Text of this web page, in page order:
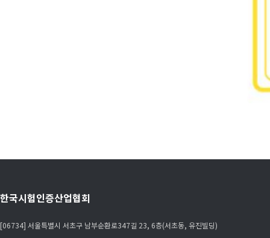
한국시험인증산업협회
[06734] 서울특별시 서초구 남부순환로347길 23, 6층(서초동, 유진빌딩)